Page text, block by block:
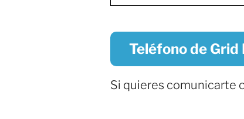
Teléfono de Grid
Si quieres comunicarte